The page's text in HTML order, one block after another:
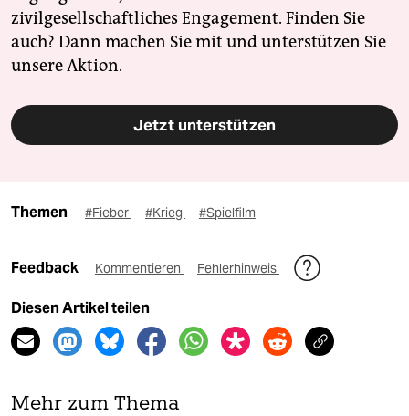
zivilgesellschaftliches Engagement. Finden Sie
auch? Dann machen Sie mit und unterstützen Sie
unsere Aktion.
Jetzt unterstützen
Themen #Fieber #Krieg #Spielfilm
Feedback Kommentieren Fehlerhinweis
Diesen Artikel teilen
Mehr zum Thema